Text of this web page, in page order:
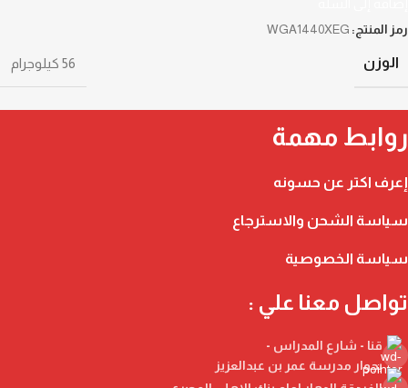
رمز المنتج: WGA1440XEG
الوزن 56 كيلوجرام
روابط مهمة
إعرف اكتر عن حسونه
سياسة الشحن والاسترجاع
سياسة الخصوصية
تواصل معنا علي :
قنا - شارع المدراس -
بجوار مدرسة عمر بن عبدالعزيز